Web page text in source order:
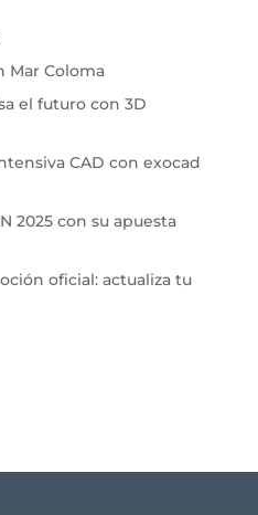
Mar Coloma
el futuro con 3D
CAD con exocad
2025 con su apuesta
oficial: actualiza tu